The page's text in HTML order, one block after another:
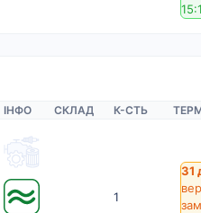
ІНФО СКЛАД К-CТЬ
1
31